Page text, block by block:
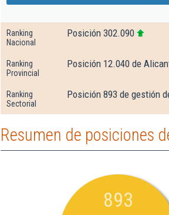
Ranking
Nacional
Posición 302.090
Ranking
Provincial
Posición 12.040 de
Ranking
Sectorial
Posición 893 de gestión
Resumen de posiciones
893